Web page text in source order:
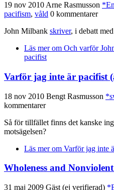
19 nov 2010 Arne Rasmusson
pacifism, våld 0 kommentarer
John Milbank skriver, i debatt
Läs merom Och varför
pacifist
Varför jag inte är pacifist
18 nov 2010 Bengt Rasmusson
kommentarer
Så för tillfället finns det kanske
motsägelsen?
Läs merom Varför jag inte
Wholeness and
31 maj 2009 Gäst (ej verifierad)